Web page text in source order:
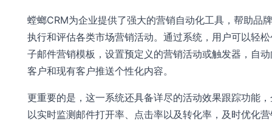
螳螂CRM为企业提供了强大的营销自动化工具，帮助品
执行和评估各类市场营销活动。通过系统，用户可以轻
子邮件营销模板，设置预定义的营销活动或触发器，自
客户和现有客户推送个性化内容。
更重要的是，这一系统还具备详尽的活动效果跟踪功能
以实时监测邮件打开率、点击率以及转化率，及时优化